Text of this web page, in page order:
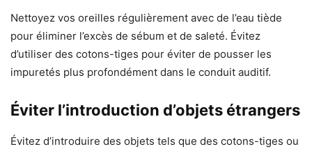
Nettoyez vos oreilles régulièrement avec de l’eau tiède
pour éliminer l’excès de sébum et de saleté. Évitez
d’utiliser des cotons-tiges pour éviter de pousser les
impuretés plus profondément dans le conduit auditif.
Éviter l’introduction d’objets étrangers
Évitez d’introduire des objets tels que des cotons-tiges ou